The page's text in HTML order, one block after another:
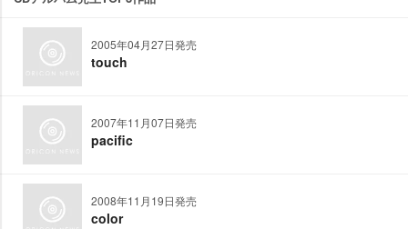
2005年04月27日発売
touch
2007年11月07日発売
pacific
2008年11月19日発売
color